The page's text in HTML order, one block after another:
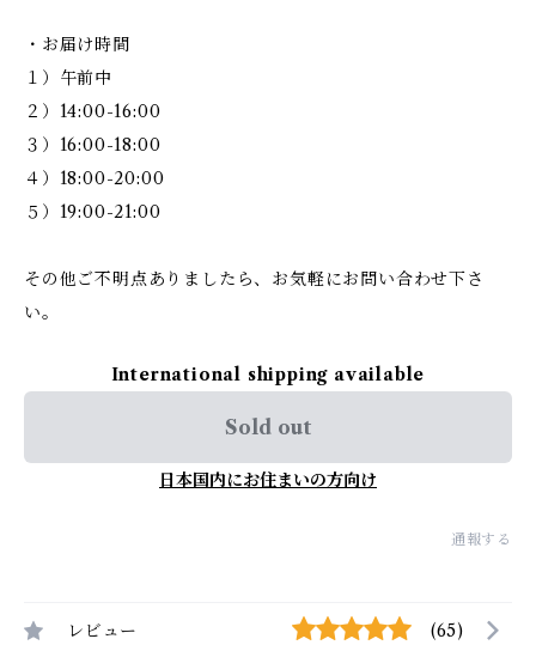
・お届け時間
１）午前中
２）14:00-16:00
３）16:00-18:00
４）18:00-20:00
５）19:00-21:00
その他ご不明点ありましたら、お気軽にお問い合わせ下さ
い。
International shipping available
Sold out
日本国内にお住まいの方向け
通報する
レビュー (65)